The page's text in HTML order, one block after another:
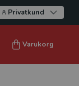
Privatkund
Varukorg